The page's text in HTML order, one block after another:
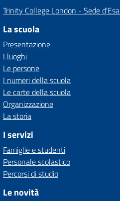
Trinity College London - Sede
La scuola
Presentazione
I luoghi
Le persone
I numeri della scuola
Le carte della scuola
Organizzazione
La storia
I servizi
Famiglie e studenti
Personale scolastico
Percorsi di studio
Le novità